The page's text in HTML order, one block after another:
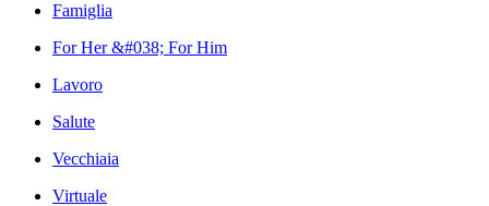
Famiglia
For Her &#038; For Him
Lavoro
Salute
Vecchiaia
Virtuale